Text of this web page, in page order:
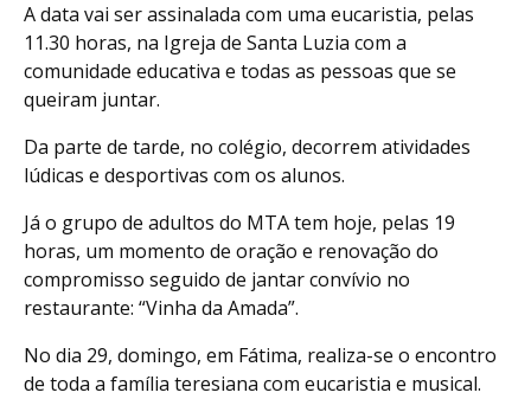
A data vai ser assinalada com uma eucaristia, pelas
11.30 horas, na Igreja de Santa Luzia com a
comunidade educativa e todas as pessoas que se
queiram juntar.
Da parte de tarde, no colégio, decorrem atividades
lúdicas e desportivas com os alunos.
Já o grupo de adultos do MTA tem hoje, pelas 19
horas, um momento de oração e renovação do
compromisso seguido de jantar convívio no
restaurante: “Vinha da Amada”.
No dia 29, domingo, em Fátima, realiza-se o encontro
de toda a família teresiana com eucaristia e musical.